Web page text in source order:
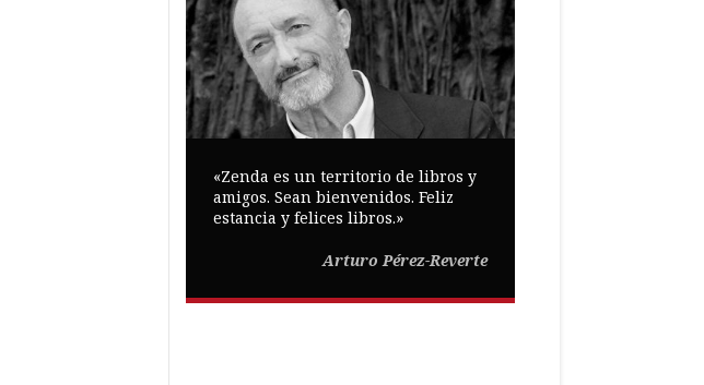
«Zenda es un territorio de libros y
amigos. Sean bienvenidos. Feliz
estancia y felices libros.»
Arturo Pérez-Reverte